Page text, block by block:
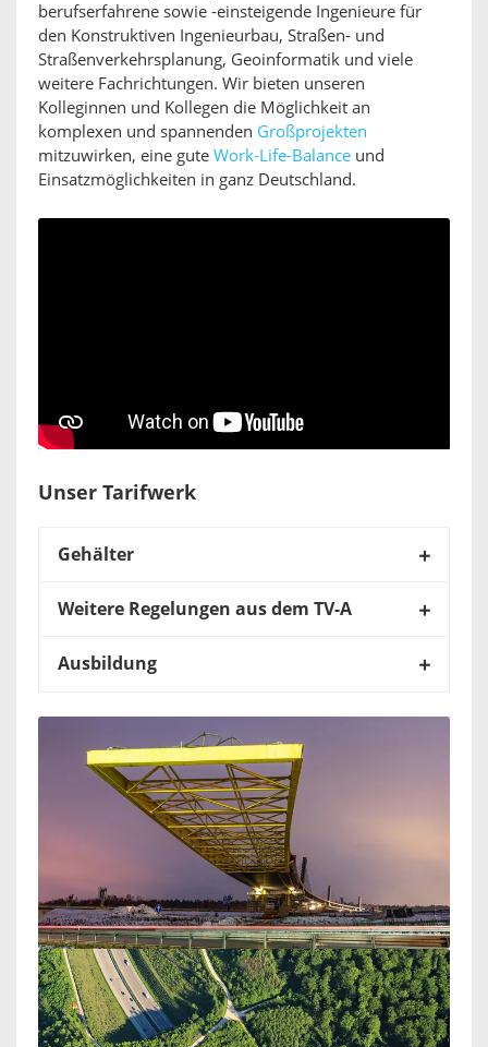
berufserfahrene sowie -einsteigende Ingenieure für
den Konstruktiven Ingenieurbau, Straßen- und
Straßenverkehrsplanung, Geoinformatik und viele
weitere Fachrichtungen. Wir bieten unseren
Kolleginnen und Kollegen die Möglichkeit an
komplexen und spannenden Großprojekten
mitzuwirken, eine gute Work-Life-Balance und
Einsatzmöglichkeiten in ganz Deutschland.
Unser Tarifwerk
Gehälter
Weitere Regelungen aus dem TV-A
Ausbildung